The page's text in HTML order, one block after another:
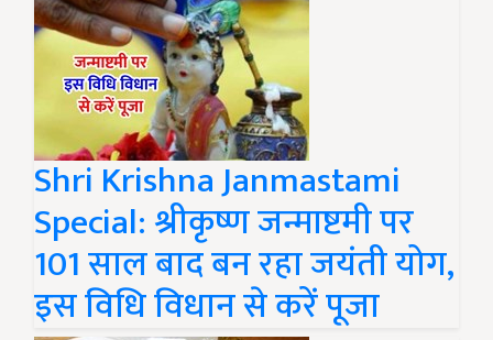
Shri Krishna Janmastami
Special: श्रीकृष्ण जन्माष्टमी पर
101 साल बाद बन रहा जयंती योग,
इस विधि विधान से करें पूजा